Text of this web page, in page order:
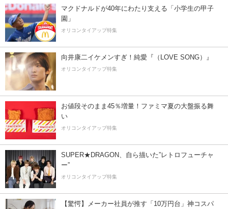
マクドナルドが40年にわたり支える「小学生の甲子
園」
オリコンタイアップ特集
向井康二イケメンすぎ！純愛『（LOVE SONG）』
オリコンタイアップ特集
お値段そのまま45％増量！ファミマ夏の大盤振る舞
い
オリコンタイアップ特集
SUPER★DRAGON、自ら描いた”レトロフューチャ
ー”
オリコンタイアップ特集
【驚愕】メーカー社員が推す「10万円台」神コスパ